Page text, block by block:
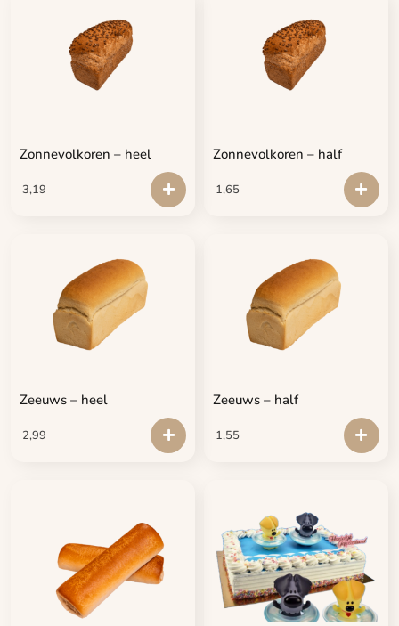
Zonnevolkoren – heel
3,19
Zonnevolkoren – half
1,65
Zeeuws – heel
2,99
Zeeuws – half
1,55